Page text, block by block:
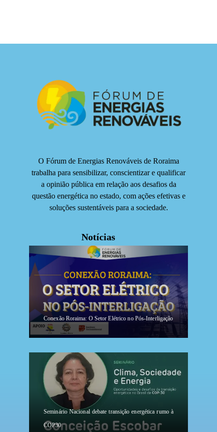
O Fórum de Energias Renováveis de Roraima
trabalha para sensibilizar, conscientizar e qualificar
a opinião pública em relação aos desafios da
questão energética no estado, com ações efetivas e
soluções sustentáveis para a sociedade.
Notícias
Conexão Roraima: O Setor Elétrico no Pós-Interligação
Seminário Nacional debate transição energética rumo à
COP30